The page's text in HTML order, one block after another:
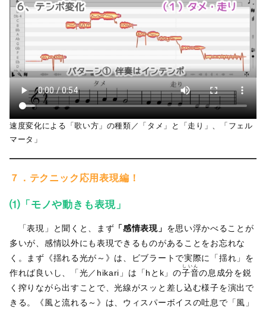
速度変化による「歌い方」の種類／「タメ」と「走り」、「フェル
マータ」
７．テクニック応用表現編！
⑴「モノや動きも表現」
「表現」と聞くと、まず 「感情表現」 を思い浮かべることが
多いが、感情以外にも表現できるものがあることをお忘れな
く。まず《揺れる光が～》は、ビブラートで実際に「揺れ」を
作れば良いし、「光／hikari」は「hとk」の子音
しいん
の息成分を鋭
く搾りながら出すことで、光線がスッと差し込む様子を演出で
きる。《風と流れる～》は、ウィスパーボイスの吐息で「風」